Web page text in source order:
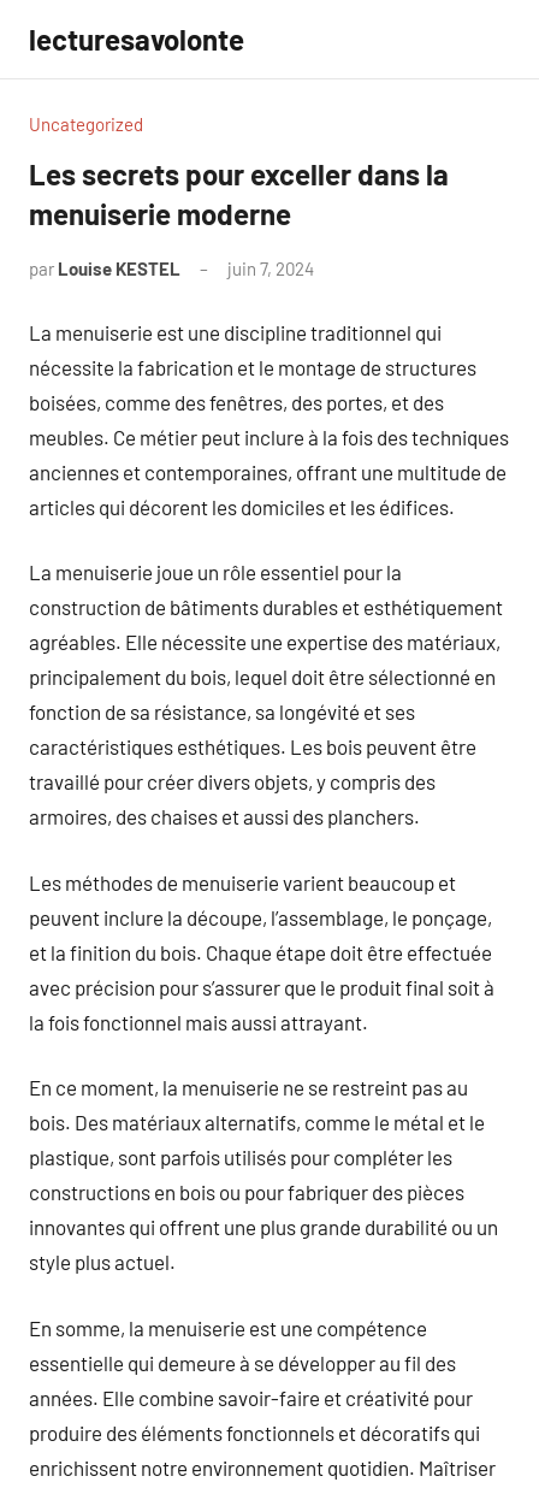
contenu
lecturesavolonte
Uncategorized
Les secrets pour exceller dans la
menuiserie moderne
par Louise KESTEL juin 7, 2024
La menuiserie est une discipline traditionnel qui
nécessite la fabrication et le montage de structures
boisées, comme des fenêtres, des portes, et des
meubles. Ce métier peut inclure à la fois des techniques
anciennes et contemporaines, offrant une multitude de
articles qui décorent les domiciles et les édifices.
La menuiserie joue un rôle essentiel pour la
construction de bâtiments durables et esthétiquement
agréables. Elle nécessite une expertise des matériaux,
principalement du bois, lequel doit être sélectionné en
fonction de sa résistance, sa longévité et ses
caractéristiques esthétiques. Les bois peuvent être
travaillé pour créer divers objets, y compris des
armoires, des chaises et aussi des planchers.
Les méthodes de menuiserie varient beaucoup et
peuvent inclure la découpe, l’assemblage, le ponçage,
et la finition du bois. Chaque étape doit être effectuée
avec précision pour s’assurer que le produit final soit à
la fois fonctionnel mais aussi attrayant.
En ce moment, la menuiserie ne se restreint pas au
bois. Des matériaux alternatifs, comme le métal et le
plastique, sont parfois utilisés pour compléter les
constructions en bois ou pour fabriquer des pièces
innovantes qui offrent une plus grande durabilité ou un
style plus actuel.
En somme, la menuiserie est une compétence
essentielle qui demeure à se développer au fil des
années. Elle combine savoir-faire et créativité pour
produire des éléments fonctionnels et décoratifs qui
enrichissent notre environnement quotidien. Maîtriser